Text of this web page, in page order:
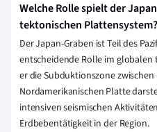
Welche Rolle spielt der
tektonischen Plattensystem?
Der Japan-Graben ist Teil des
entscheidende Rolle im
er die Subduktionszone
Nordamerikanischen Platte
intensiven seismischen
Erdbebentätigkeit in der Region.